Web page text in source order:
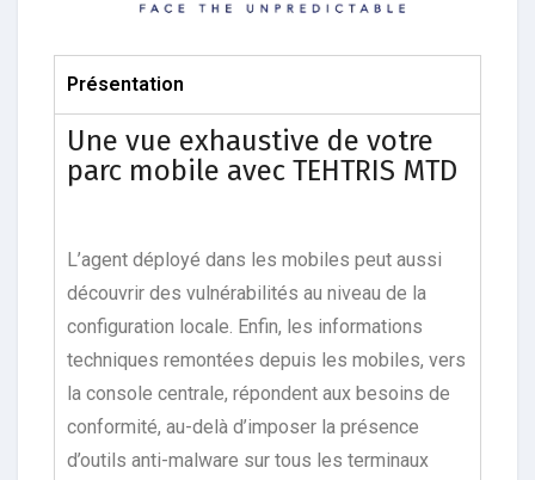
Présentation
Une vue exhaustive de votre
parc mobile avec TEHTRIS MTD
L’agent déployé dans les mobiles peut aussi
découvrir des vulnérabilités au niveau de la
configuration locale. Enfin, les informations
techniques remontées depuis les mobiles, vers
la console centrale, répondent aux besoins de
conformité, au-delà d’imposer la présence
d’outils anti-malware sur tous les terminaux